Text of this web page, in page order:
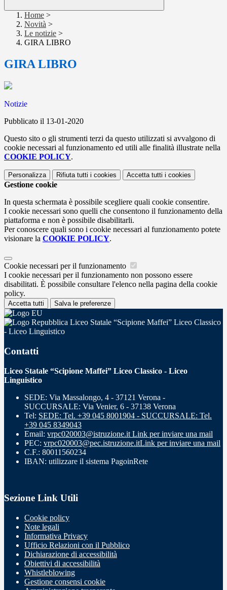
Home >
Novità >
Le notizie >
GIRA LIBRO
GIRA LIBRO
Notizie
Pubblicato il 13-01-2020
Questo sito o gli strumenti terzi da questo utilizzati si avvalgono di
cookie necessari al funzionamento ed utili alle finalità illustrate nella
COOKIE POLICY.
Personalizza Rifiuta tutti i cookies Accetta tutti i cookies
Gestione cookie
In questa schermata è possibile scegliere quali cookie consentire.
I cookie necessari sono quelli che consentono il funzionamento della
piattaforma e non è possibile disabilitarli.
Per conoscere quali sono i cookie necessari al funzionamento potete
visionare la COOKIE POLICY.
Cookie necessari per il funzionamento
I cookie necessari per il funzionamento non possono essere
disabilitati. È possibile consultare l'elenco nella pagina della cookie
policy.
Accetta tutti Salva le preferenze
Liceo Statale “Scipione Maffei” Liceo Classico
- Liceo Linguistico
Contatti
Liceo Statale “Scipione Maffei” Liceo Classico - Liceo
Linguistico
SEDE: Via Massalongo, 4 - 37121 Verona -
SUCCURSALE: Via Venier, 6 - 37138 Verona
Tel: SEDE: Tel. +39 045 8001904 - SUCCURSALE: Tel.
+39 045 8349043
Email: vrpc020003@istruzione.it Link per inviare una mail
PEC: vrpc020003@pec.istruzione.itLink per inviare una mail
C.F.: 80011560234
IBAN: utilizzare il sistema PagoinRete
Sezione Link Utili
Cookie policy
Note legali
Informativa Privacy
Ufficio Relazioni con il Pubblico
Dichiarazione di accessibilità
Obiettivi di accessibilità
Whistleblowing
Gestione consensi cookie